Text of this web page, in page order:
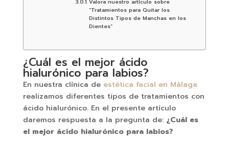
Valora nuestro artículo sobre
“Tratamientos para Quitar los
Distintos Tipos de Manchas en los
Dientes”
¿Cuál es el mejor ácido
hialurónico para labios?
En nuestra clínica de estética facial en Málaga
realizamos diferentes tipos de tratamientos con
ácido hialurónico. En el presente artículo
daremos respuesta a la pregunta de: ¿Cuál es
el mejor ácido hialurónico para labios?